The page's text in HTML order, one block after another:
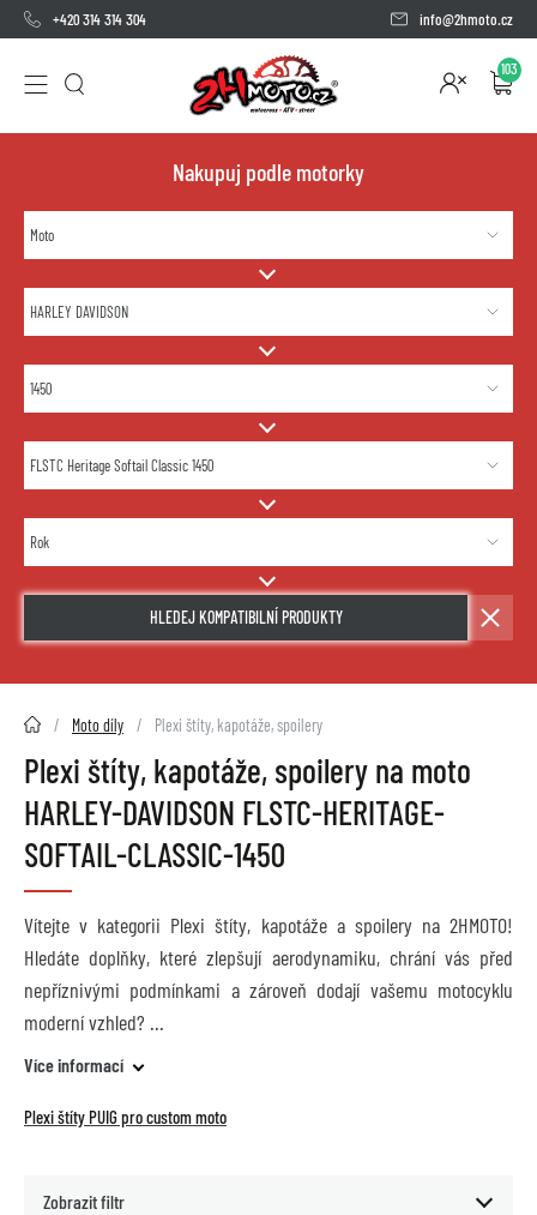
+420 314 314 304 info@2hmoto.cz
103
Nakupuj podle motorky
HLEDEJ KOMPATIBILNÍ PRODUKTY
2HMOTO.cz Moto díly Plexi štíty, kapotáže, spoilery
Plexi štíty, kapotáže, spoilery na moto
HARLEY-DAVIDSON FLSTC-HERITAGE-
SOFTAIL-CLASSIC-1450
Vítejte v kategorii Plexi štíty, kapotáže a spoilery na 2HMOTO!
Hledáte doplňky, které zlepšují aerodynamiku, chrání vás před
nepříznivými podmínkami a zároveň dodají vašemu motocyklu
moderní vzhled?
Více informací
Plexi štíty PUIG pro custom moto
Zobrazit filtr